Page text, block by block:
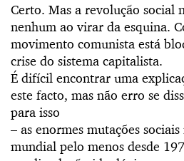
Certo. Mas a revolução social
nenhum ao virar da esquina.
movimento comunista está
crise do sistema capitalista.
É difícil encontrar uma
este facto, mas não erro se
para isso
– as enormes mutações
mundial pelo menos desde